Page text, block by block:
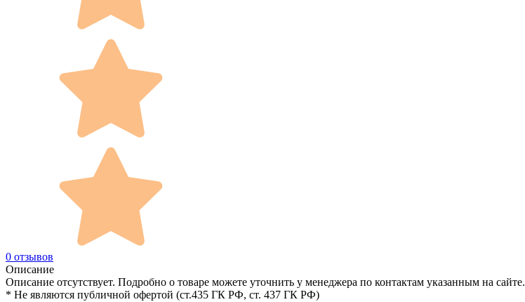
0 отзывов
Описание
Описание отсутствует. Подробно о товаре можете уточнить у менеджера по контактам указанным на сайте.
* Не являются публичной офертой (ст.435 ГК РФ, cт. 437 ГК РФ)